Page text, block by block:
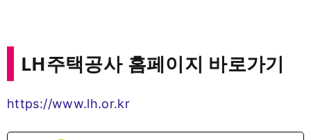
LH주택공사 홈페이지 바로가기
https://www.lh.or.kr